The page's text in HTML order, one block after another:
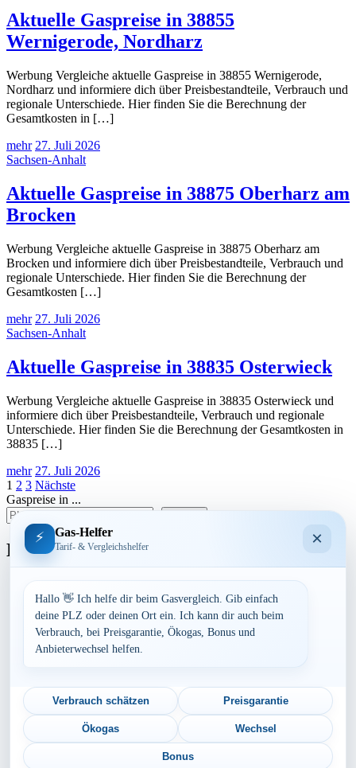
Aktuelle Gaspreise in 38855
Wernigerode, Nordharz
Werbung Vergleiche aktuelle Gaspreise in 38855 Wernigerode,
Nordharz und informiere dich über Preisbestandteile, Verbrauch und
regionale Unterschiede. Hier finden Sie die Berechnung der
Gesamtkosten in […]
mehr 27. Juli 2026
Sachsen-Anhalt
Aktuelle Gaspreise in 38875 Oberharz am
Brocken
Werbung Vergleiche aktuelle Gaspreise in 38875 Oberharz am
Brocken und informiere dich über Preisbestandteile, Verbrauch und
regionale Unterschiede. Hier finden Sie die Berechnung der
Gesamtkosten […]
mehr 27. Juli 2026
Sachsen-Anhalt
Aktuelle Gaspreise in 38835 Osterwieck
Werbung Vergleiche aktuelle Gaspreise in 38835 Osterwieck und
informiere dich über Preisbestandteile, Verbrauch und regionale
Unterschiede. Hier finden Sie die Berechnung der Gesamtkosten in
38835 […]
mehr 27. Juli 2026
Seitennummerierung
der
Beiträge
1 2 3 Nächste
Gaspreise in ...
Bundesland
Bayern
Berlin
Brandenburg
Hamburg
Mecklenburg-Vorpommern
Niedersachsen
Nordrhein-Westfalen
Rheinland-Pfalz
Saarland
⚡ Gas-Helfer
Tarif- & Vergleichshelfer ×
Hallo 👋 Ich helfe dir beim Gasvergleich. Gib einfach
deine PLZ oder deinen Ort ein. Ich kann dir auch beim
Verbrauch, bei Preisgarantie, Ökogas, Bonus und
Anbieterwechsel helfen.
Verbrauch schätzen Preisgarantie
Ökogas Wechsel
Bonus